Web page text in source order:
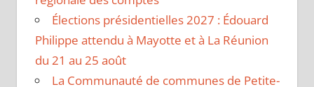
Élections présidentielles 2027 : Édouard
Philippe attendu à Mayotte et à La Réunion
du 21 au 25 août
La Communauté de communes de Petite-